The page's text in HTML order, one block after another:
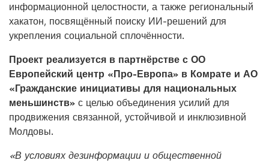
информационной целостности, а также региональный
хакатон, посвящённый поиску ИИ-решений для
укрепления социальной сплочённости.
Проект реализуется в партнёрстве с ОО
Европейский центр «Про-Европа» в Комрате и АО
«Гражданские инициативы для национальных
меньшинств» с целью объединения усилий для
продвижения связанной, устойчивой и инклюзивной
Молдовы.
«В условиях дезинформации и общественной